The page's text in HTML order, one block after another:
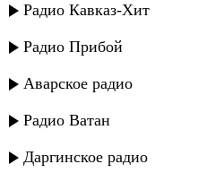
Радио Кавказ-Хит
Радио Прибой
Аварское радио
Радио Ватан
Даргинское радио